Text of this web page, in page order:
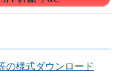
の様式ダウンロード